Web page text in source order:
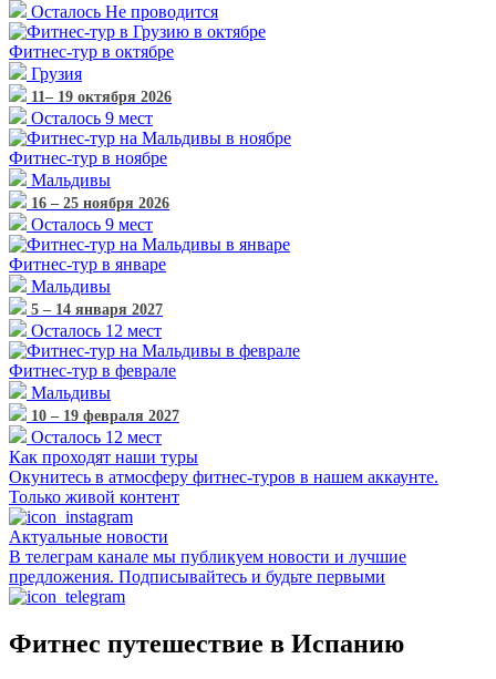
Осталось Не проводится
Фитнес-тур в октябре
Грузия
11– 19 октября 2026
Осталось 9 мест
Фитнес-тур в ноябре
Мальдивы
16 – 25 ноября 2026
Осталось 9 мест
Фитнес-тур в январе
Мальдивы
5 – 14 января 2027
Осталось 12 мест
Фитнес-тур в феврале
Мальдивы
10 – 19 февраля 2027
Осталось 12 мест
Как проходят наши туры
Окунитесь в атмосферу фитнес-туров в нашем аккаунте.
Только живой контент
Актуальные новости
В телеграм канале мы публикуем новости и лучшие
предложения. Подписывайтесь и будьте первыми
Фитнес путешествие в Испанию